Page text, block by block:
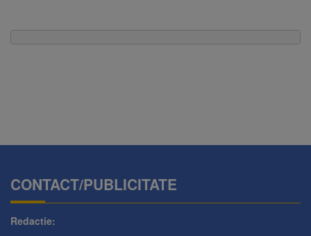
CONTACT/PUBLICITATE
Redactie: